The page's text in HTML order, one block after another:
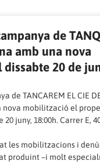
de
amb una nova
20 de
de TANCAREM EL CIE
nova mobilització el
juny, 18:00h. Carrer E,
les mobilitzacions i
produint –i molt